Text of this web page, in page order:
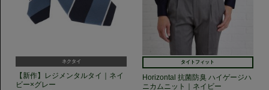
ネクタイ
【新作】レジメンタルタイ｜ネイ
ビー×グレー
タイトフィット
Horizontal 抗菌防臭 ハイゲージハ
ニカムニット｜ネイビー